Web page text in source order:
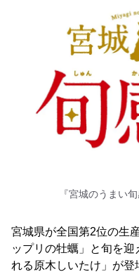
『宮城のうまい
宮城県が全国第2位の生
ップリの牡蠣」と旬を
れる原木しいたけ」が登